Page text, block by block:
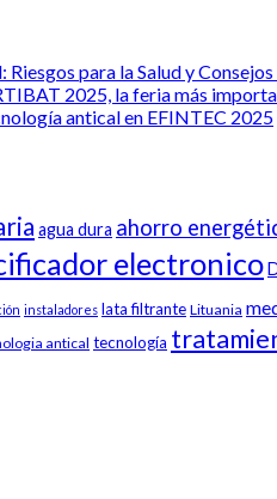
Riesgos para la Salud y
2025, la feria más
antical en EFINTEC 2025
agua dura ahorro
electronico
instaladores lata filtrante Lituania
antical tecnología